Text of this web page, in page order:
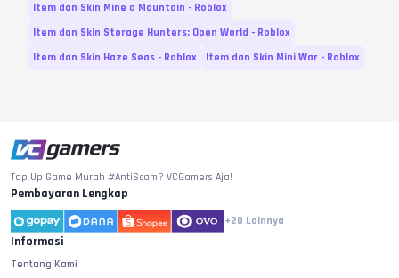
Item dan Skin Mine a Mountain - Roblox
Item dan Skin Storage Hunters: Open World - Roblox
Item dan Skin Haze Seas - Roblox
Item dan Skin Mini War - Roblox
Top Up Game Murah #AntiScam? VCGamers Aja!
Pembayaran Lengkap
+20 Lainnya
Informasi
Tentang Kami